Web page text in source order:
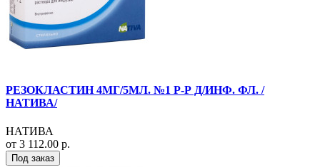
РЕЗОКЛАСТИН 4МГ/5МЛ. №1 Р-Р Д/ИНФ. ФЛ. /
НАТИВА/
НАТИВА
от 3 112.00 р.
Под заказ